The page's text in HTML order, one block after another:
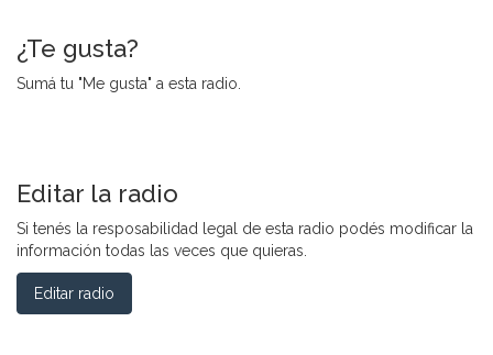
¿Te gusta?
Sumá tu "Me gusta" a esta radio.
Editar la radio
Si tenés la resposabilidad legal de esta radio podés modificar la
información todas las veces que quieras.
Editar radio